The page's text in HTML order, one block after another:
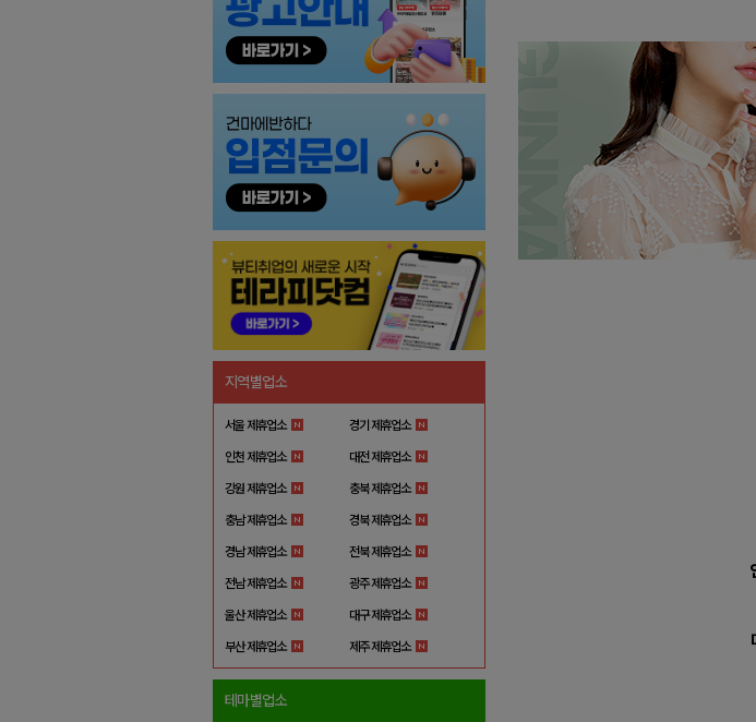
지역별업소
서울 제휴업소 경기 제휴업소
인천 제휴업소 대전 제휴업소
강원 제휴업소 충북 제휴업소
충남 제휴업소 경북 제휴업소
경남 제휴업소 전북 제휴업소
전남 제휴업소 광주 제휴업소
울산 제휴업소 대구 제휴업소
부산 제휴업소 제주 제휴업소
테마별업소